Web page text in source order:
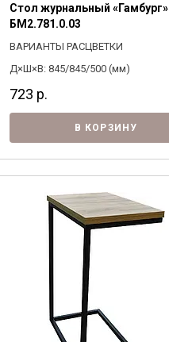
Стол журнальный «Гамбург»
БМ2.781.0.03
ВАРИАНТЫ РАСЦВЕТКИ
Д×Ш×В: 845/845/500 (мм)
723 р.
В КОРЗИНУ